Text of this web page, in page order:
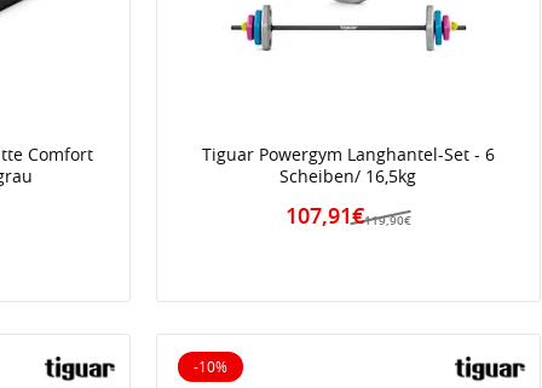
Comfort
Tiguar Powergym Langhantel-Set - 6
Scheiben/ 16,5kg
119,90€
107,91€
-10%
10% reduziert